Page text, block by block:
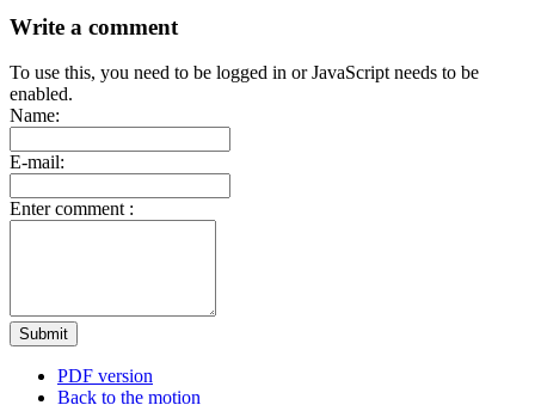
Write a comment
To use this, you need to be logged in or JavaScript needs to be
enabled.
Name:
E-mail:
Enter comment :
Submit
PDF version
Back to the motion